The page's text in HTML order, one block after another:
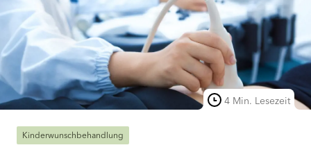
4 Min. Lesezeit
Kinderwunschbehandlung